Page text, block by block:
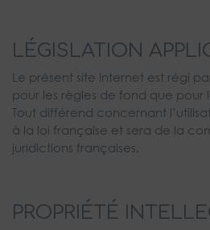
LÉGISLATION
Le présent site Internet est régi
pour les règles de fond que pour
Tout différend concernant
à la loi française et sera de la
juridictions françaises.
PROPRIÉTÉ